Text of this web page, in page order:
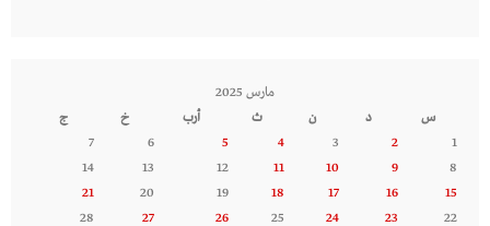
مارس 2025
س
د ن ث أرب خ
ج
1
2
3
4
5
6
7
8
9
10
11
12
13
14
15
16
17
18
19
20
21
22
23
24
25
26
27
28